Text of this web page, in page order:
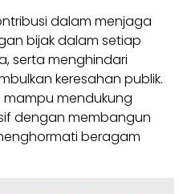
dalam menjaga
bijak dalam setiap
serta menghindari
keresahan publik.
mendukung
dengan membangun
beragam